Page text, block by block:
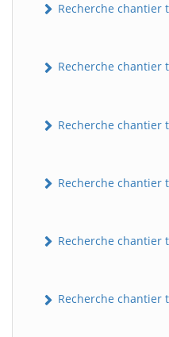
Recherche chantier
Recherche chantier
Recherche chantier
Recherche chantier
Recherche chantier
Recherche chantier